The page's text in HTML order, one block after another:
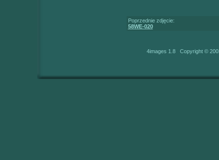
Poprzednie zdjęcie:
58WE-020
4images 1.8 Copyright ©